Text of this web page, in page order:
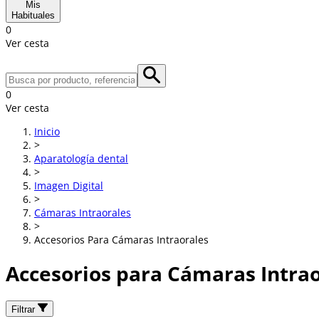
Mis
Habituales
0
Ver cesta
0
Ver cesta
Inicio
>
Aparatología dental
>
Imagen Digital
>
Cámaras Intraorales
>
Accesorios Para Cámaras Intraorales
Accesorios para Cámaras
Filtrar